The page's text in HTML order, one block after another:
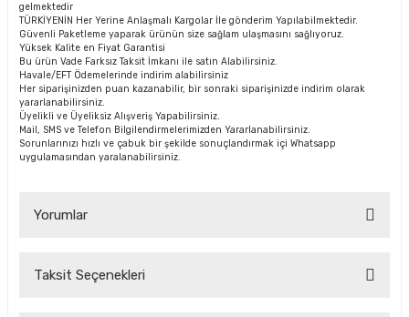
gelmektedir
TÜRKİYENİN Her Yerine Anlaşmalı Kargolar İle gönderim Yapılabilmektedir.
Güvenli Paketleme yaparak ürünün size sağlam ulaşmasını sağlıyoruz.
Yüksek Kalite en Fiyat Garantisi
Bu ürün Vade Farksız Taksit İmkanı ile satın Alabilirsiniz.
Havale/EFT Ödemelerinde indirim alabilirsiniz
Her siparişinizden puan kazanabilir, bir sonraki siparişinizde indirim olarak
yararlanabilirsiniz.
Üyelikli ve Üyeliksiz Alışveriş Yapabilirsiniz.
Mail, SMS ve Telefon Bilgilendirmelerimizden Yararlanabilirsiniz.
Sorunlarınızı hızlı ve çabuk bir şekilde sonuçlandırmak içi Whatsapp
uygulamasından yaralanabilirsiniz.
Yorumlar
Taksit Seçenekleri